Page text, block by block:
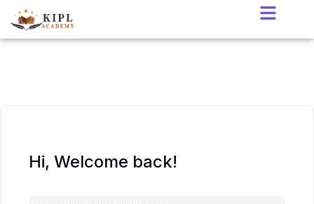
Hi, Welcome back!